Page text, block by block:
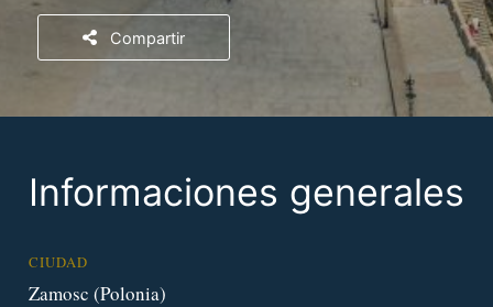
Compartir
Informaciones generales
CIUDAD
Zamosc (Polonia)